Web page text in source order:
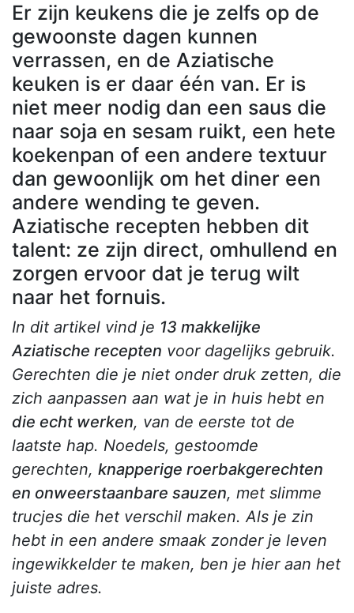
Er zijn keukens die je zelfs op de
gewoonste dagen kunnen
verrassen, en de Aziatische
keuken is er daar één van. Er is
niet meer nodig dan een saus die
naar soja en sesam ruikt, een hete
koekenpan of een andere textuur
dan gewoonlijk om het diner een
andere wending te geven.
Aziatische recepten hebben dit
talent: ze zijn direct, omhullend en
zorgen ervoor dat je terug wilt
naar het fornuis.
In dit artikel vind je 13 makkelijke
Aziatische recepten voor dagelijks gebruik.
Gerechten die je niet onder druk zetten, die
zich aanpassen aan wat je in huis hebt en
die echt werken, van de eerste tot de
laatste hap. Noedels, gestoomde
gerechten, knapperige roerbakgerechten
en onweerstaanbare sauzen, met slimme
trucjes die het verschil maken. Als je zin
hebt in een andere smaak zonder je leven
ingewikkelder te maken, ben je hier aan het
juiste adres.